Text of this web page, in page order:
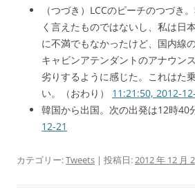
（つづき）LCCのピーチのつづき
く言えたものではないし、私は日
に不満でもなかったけど、国内線
キャビンアテンダントのアナウン
劣りするように感じた。これはた
い。（おわり） 11:21:50, 2012-
韓国から出国。次の出発は12時40
12-21
カテゴリー:Tweets | 投稿日:2012 年 12 月